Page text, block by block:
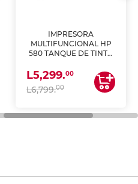
IMPRESORA
MULTIFUNCIONAL HP
580 TANQUE DE TINTA
ESCANEA)
L5,299.00
L6,799.00